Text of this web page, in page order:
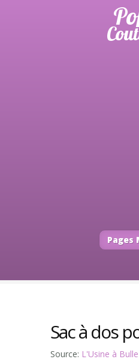
Pages
Sac à dos
Source: L'Usine à Bulle